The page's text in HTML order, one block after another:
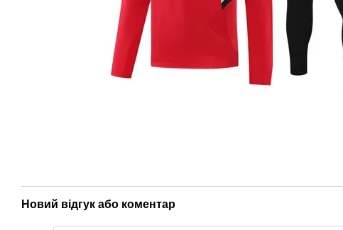
Новий відгук або коментар